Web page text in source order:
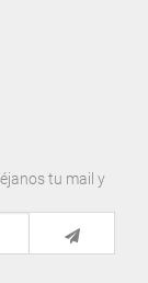
tu mail y